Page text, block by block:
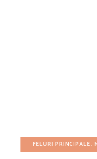
FELURI PRINCIPALE